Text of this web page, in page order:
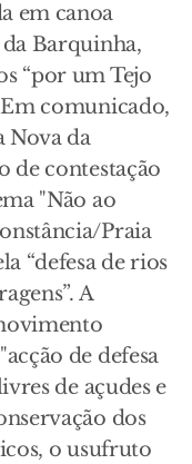
em canoa
Barquinha,
“por um Tejo
comunicado,
Nova da
de contestação
"Não ao
Praia
“defesa de rios
A
de defesa
de açudes e
dos
o usufruto